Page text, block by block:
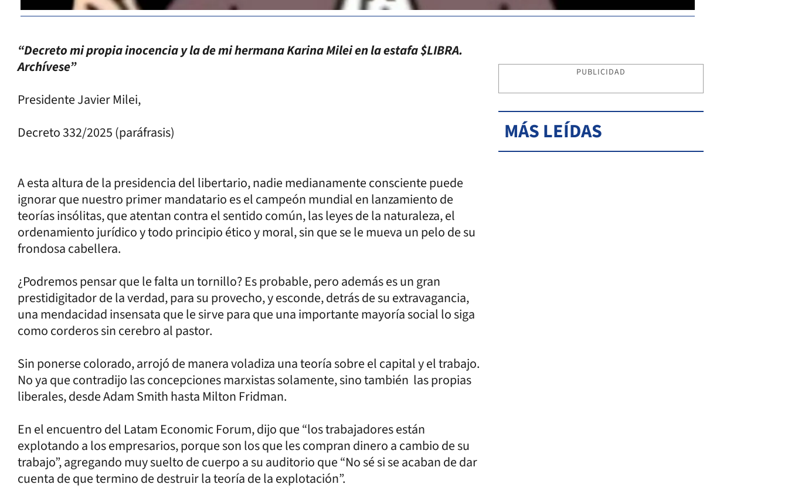
“Decreto mi propia inocencia y la de mi hermana Karina Milei en la estafa $LIBRA.
Archívese”
Presidente Javier Milei,
Decreto 332/2025 (paráfrasis)
A esta altura de la presidencia del libertario, nadie medianamente consciente puede
ignorar que nuestro primer mandatario es el campeón mundial en lanzamiento de
teorías insólitas, que atentan contra el sentido común, las leyes de la naturaleza, el
ordenamiento jurídico y todo principio ético y moral, sin que se le mueva un pelo de su
frondosa cabellera.
¿Podremos pensar que le falta un tornillo? Es probable, pero además es un gran
prestidigitador de la verdad, para su provecho, y esconde, detrás de su extravagancia,
una mendacidad insensata que le sirve para que una importante mayoría social lo siga
como corderos sin cerebro al pastor.
Sin ponerse colorado, arrojó de manera voladiza una teoría sobre el capital y el trabajo.
No ya que contradijo las concepciones marxistas solamente, sino también las propias
liberales, desde Adam Smith hasta Milton Fridman.
En el encuentro del Latam Economic Forum, dijo que “los trabajadores están
explotando a los empresarios, porque son los que les compran dinero a cambio de su
trabajo”, agregando muy suelto de cuerpo a su auditorio que “No sé si se acaban de dar
cuenta de que termino de destruir la teoría de la explotación”.
PUBLICIDAD
MÁS LEÍDAS